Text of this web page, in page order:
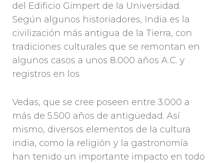
del Edificio Gimpert de la Universidad.
Según algunos historiadores, India es la
civilización más antigua de la Tierra, con
tradiciones culturales que se remontan en
algunos casos a unos 8.000 años A.C. y
registros en los
Vedas, que se cree poseen entre 3.000 a
más de 5.500 años de antigüedad. Así
mismo, diversos elementos de la cultura
india, como la religión y la gastronomía
han tenido un importante impacto en todo